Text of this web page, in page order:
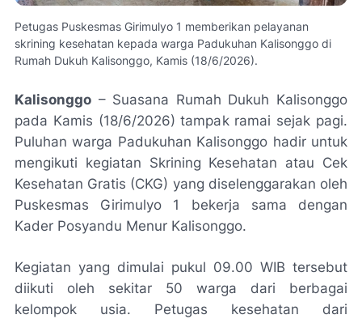
Petugas Puskesmas Girimulyo 1 memberikan pelayanan
skrining kesehatan kepada warga Padukuhan Kalisonggo di
Rumah Dukuh Kalisonggo, Kamis (18/6/2026).
Kalisonggo – Suasana Rumah Dukuh Kalisonggo
pada Kamis (18/6/2026) tampak ramai sejak pagi.
Puluhan warga Padukuhan Kalisonggo hadir untuk
mengikuti kegiatan Skrining Kesehatan atau Cek
Kesehatan Gratis (CKG) yang diselenggarakan oleh
Puskesmas Girimulyo 1 bekerja sama dengan
Kader Posyandu Menur Kalisonggo.
Kegiatan yang dimulai pukul 09.00 WIB tersebut
diikuti oleh sekitar 50 warga dari berbagai
kelompok usia. Petugas kesehatan dari